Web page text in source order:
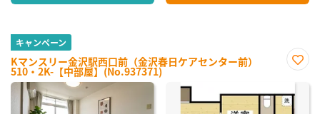
キャンペーン
Kマンスリー金沢駅西口前（金沢春日ケアセンター前）
510・2K-【中部屋】(No.937371)
に入
り登
録